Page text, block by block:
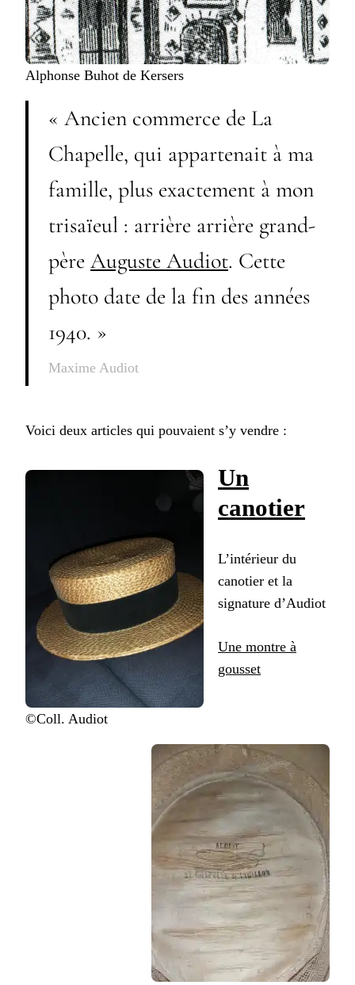
Alphonse Buhot de Kersers
« Ancien commerce de La
Chapelle, qui appartenait à ma
famille, plus exactement à mon
trisaïeul : arrière arrière grand-
père Auguste Audiot. Cette
photo date de la fin des années
1940. »
Maxime Audiot
Voici deux articles qui pouvaient s’y vendre :
©Coll. Audiot
Un
canotier
L’intérieur du
canotier et la
signature d’Audiot
Une montre à
gousset